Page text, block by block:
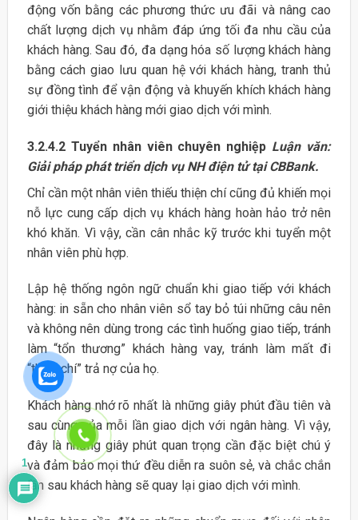
động vốn bằng các phương thức ưu đãi và nâng cao
chất lượng dịch vụ nhằm đáp ứng tối đa nhu cầu của
khách hàng. Sau đó, đa dạng hóa số lượng khách hàng
bằng cách giao lưu quan hệ với khách hàng, tranh thủ
sự đồng tình để vận động và khuyến khích khách hàng
giới thiệu khách hàng mới giao dịch với mình.
3.2.4.2 Tuyển nhân viên chuyên nghiệp Luận văn:
Giải pháp phát triển dịch vụ NH điện tử tại CBBank.
Chỉ cần một nhân viên thiếu thiện chí cũng đủ khiến mọi
nỗ lực cung cấp dịch vụ khách hàng hoàn hảo trở nên
khó khăn. Vì vậy, cần cân nhắc kỹ trước khi tuyển một
nhân viên phù hợp.
Lập hệ thống ngôn ngữ chuẩn khi giao tiếp với khách
hàng: in sẵn cho nhân viên sổ tay bỏ túi những câu nên
và không nên dùng trong các tình huống giao tiếp, tránh
làm “tổn thương” khách hàng vay, tránh làm mất đi
“thiện chí” trả nợ của họ.
Khách hàng nhớ rõ nhất là những giây phút đầu tiên và
sau cùng của mỗi lần giao dịch với ngân hàng. Vì vậy,
đây là những giây phút quan trọng cần đặc biệt chú ý
và đảm bảo mọi thứ đều diễn ra suôn sẻ, và chắc chắn
lần sau khách hàng sẽ quay lại giao dịch với mình.
1